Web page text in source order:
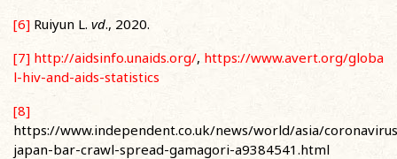
[6] Ruiyun L. vd., 2020.
[7] http://aidsinfo.unaids.org/, https://www.avert.org/globa
l-hiv-and-aids-statistics
[8]
https://www.independent.co.uk/news/world/asia/
japan-bar-crawl-spread-gamagori-a9384541.html